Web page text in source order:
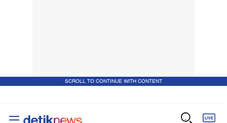
SCROLL TO CONTINUE WITH CONTENT